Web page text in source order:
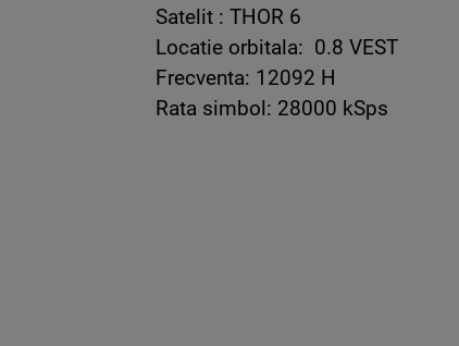
Satelit : THOR 6
Locatie orbitala: 0.8 VEST
Frecventa: 12092 H
Rata simbol: 28000 kSps